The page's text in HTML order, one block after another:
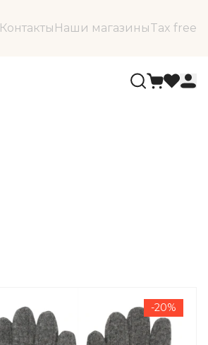
Контакты Наши магазиныTax free
-20%